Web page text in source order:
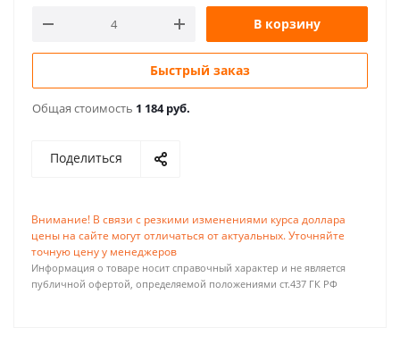
В корзину
Быстрый заказ
Общая стоимость 1 184 руб.
Поделиться
Внимание! В связи с резкими изменениями курса доллара
цены на сайте могут отличаться от актуальных. Уточняйте
точную цену у менеджеров
Информация о товаре носит справочный характер и не является
публичной офертой, определяемой положениями ст.437 ГК РФ